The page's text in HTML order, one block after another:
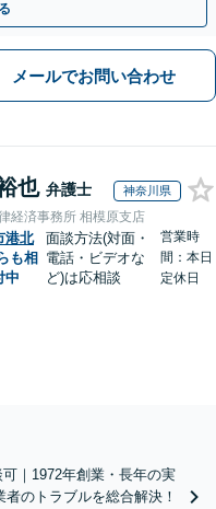
メールでお問い合わせ
也 弁護士 神奈川県
経済事務所 相模原支店
港北
も相
中
面談方法(対面・
電話・ビデオな
ど)は応相談
営業時
間：本日
定休日
｜1972年創業・長年の実
のトラブルを総合解決！